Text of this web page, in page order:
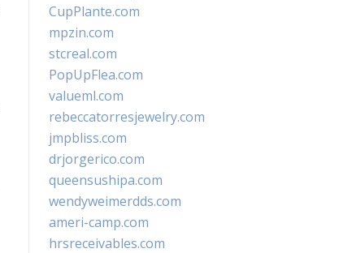
CupPlante.com
mpzin.com
stcreal.com
PopUpFlea.com
valueml.com
rebeccatorresjewelry.com
jmpbliss.com
drjorgerico.com
queensushipa.com
wendyweimerdds.com
ameri-camp.com
hrsreceivables.com